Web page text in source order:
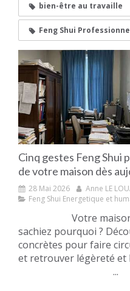
bien-être au travaille
Feng Shui
Cinq gestes Feng
de votre maison dès
28 Mai 2026
Anne LE
Feng Shui Energetique et
Votre maison
sachiez pourquoi ?
concrètes pour faire
et retrouver légèreté et
...